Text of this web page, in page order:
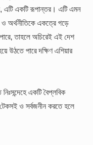
এটি একটি রূপান্তর। এটি এমন
ও অর্থনীতিকে একত্রে গড়ে
তাহলে অচিরেই এই দেশ
উঠতে পারে দক্ষিণ এশিয়ার
একটি বৈপ্লবিক
ও সর্বজনীন করতে হলে